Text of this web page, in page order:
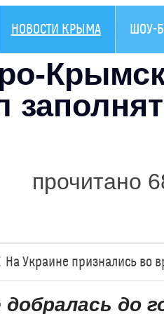
НОВОСТИ КРЫМА ШОУ-
прочитано
На Украине признались во
до